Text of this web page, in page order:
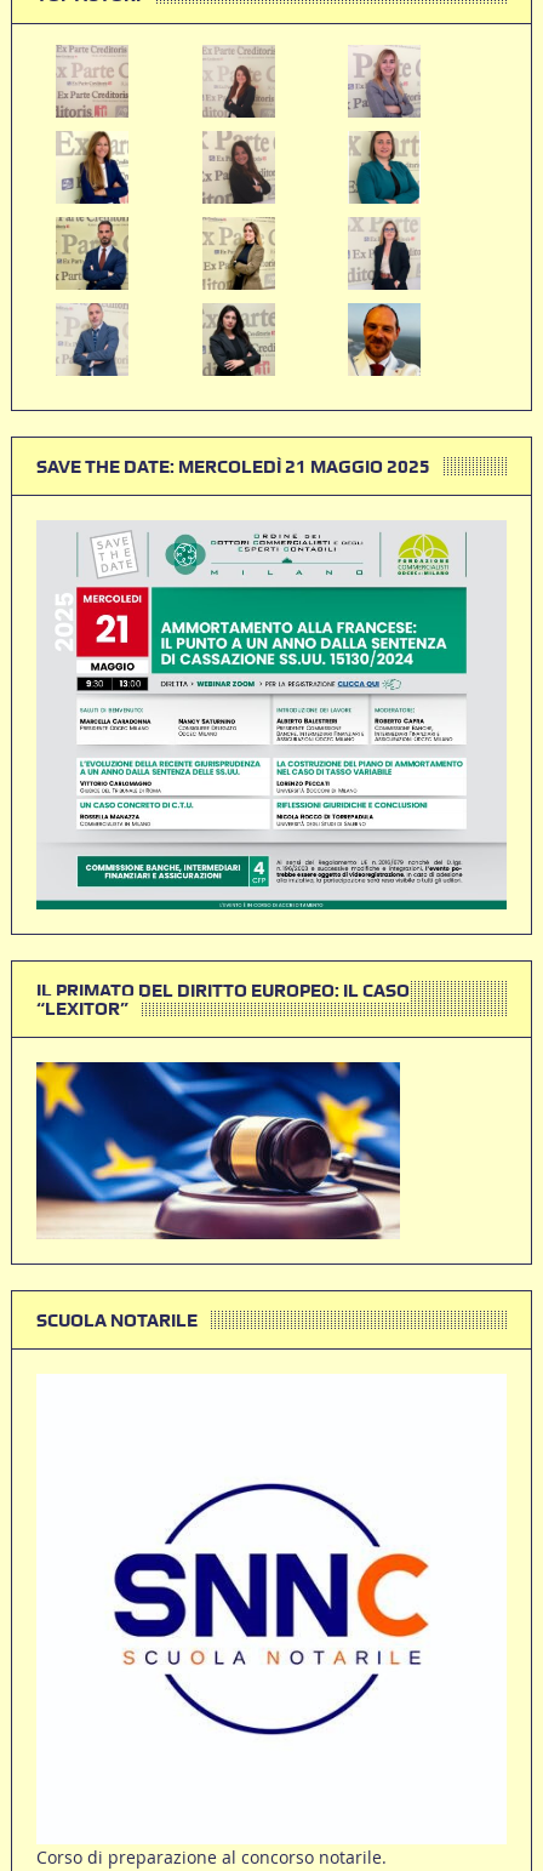
SAVE THE DATE: MERCOLEDÌ 21 MAGGIO 2025
IL PRIMATO DEL DIRITTO EUROPEO: IL CASO
“LEXITOR”
SCUOLA NOTARILE
Corso di preparazione al concorso notarile.